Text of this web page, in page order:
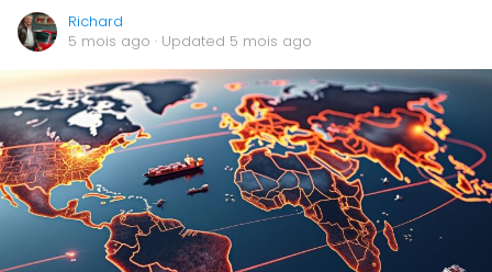
Richard
5 mois ago · Updated 5 mois ago